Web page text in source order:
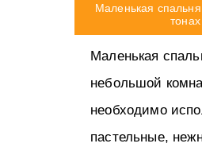
Маленькая
тонах
Маленькая
небольшой
необходимо
пастельные,